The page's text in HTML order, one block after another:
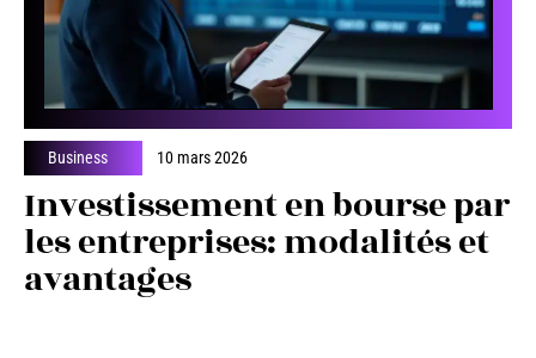
Business 10 mars 2026
Investissement en bourse par
les entreprises: modalités et
avantages